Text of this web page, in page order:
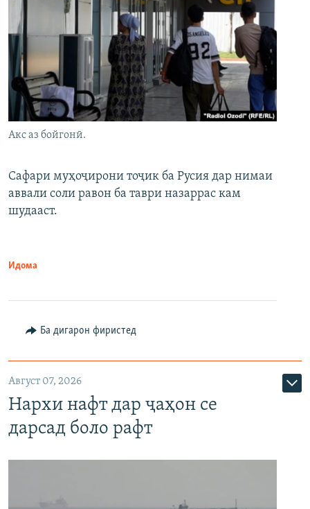
Акс аз бойгонӣ.
Сафари муҳоҷирони тоҷик ба Русия дар нимаи
аввали соли равон ба таври назаррас кам
шудааст.
Идома
Ба дигарон фиристед
Август 07, 2026
Нархи нафт дар ҷаҳон се
дарсад боло рафт